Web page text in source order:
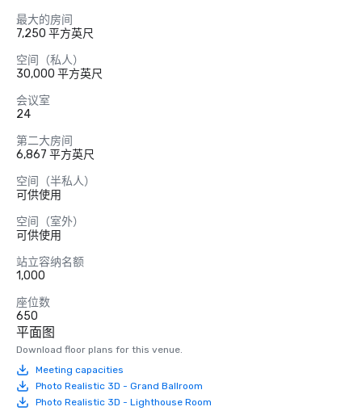
最大的房间
7,250 平方英尺
空间（私人）
30,000 平方英尺
会议室
24
第二大房间
6,867 平方英尺
空间（半私人）
可供使用
空间（室外）
可供使用
站立容纳名额
1,000
座位数
650
平面图
Download floor plans for this venue.
Meeting capacities
Photo Realistic 3D - Grand Ballroom
Photo Realistic 3D - Lighthouse Room